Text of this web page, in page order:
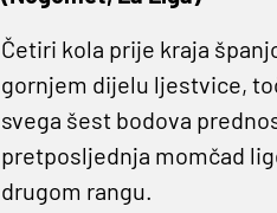
Četiri kola prije kraja
gornjem dijelu ljestvice,
svega šest bodova
pretposljednja momčad
drugom rangu.